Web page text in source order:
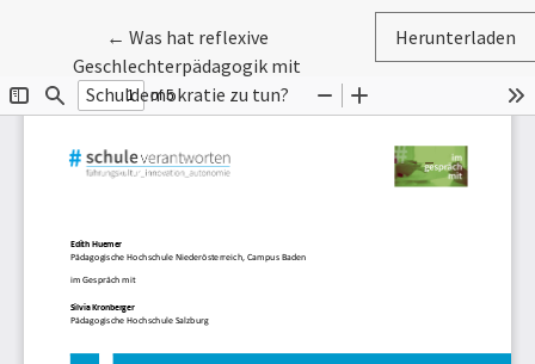
← Zu Artikeldetails zurückkehren
Was hat reflexive
Geschlechterpädagogik mit
Schuldemokratie zu tun?
Herunterladen